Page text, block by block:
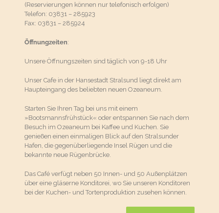
(Reservierungen können nur telefonisch erfolgen)
Telefon: 03831 – 285923
Fax: 03831 – 285924
Öffnungzeiten:
Unsere Öffnungszeiten sind täglich von 9-18 Uhr
Unser Cafe in der Hansestadt Stralsund liegt direkt am
Haupteingang des beliebten neuen Ozeaneum.
Starten Sie Ihren Tag bei uns mit einem
»Bootsmannsfrühstück« oder entspannen Sie nach dem
Besuch im Ozeaneum bei Kaffee und Kuchen. Sie
genießen einen einmaligen Blick auf den Stralsunder
Hafen, die gegenüberliegende Insel Rügen und die
bekannte neue Rügenbrücke.
Das Café verfügt neben 50 Innen- und 50 Außenplätzen
über eine gläserne Konditorei, wo Sie unseren Konditoren
bei der Kuchen- und Tortenproduktion zusehen können.